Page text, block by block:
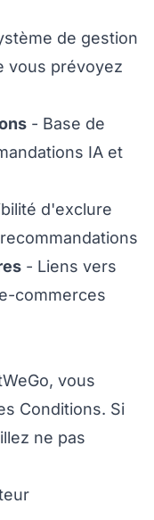
de gestion
vous prévoyez
- Base de
IA et
d'exclure
- Liens vers
commerces
vous
Conditions. Si
ne pas